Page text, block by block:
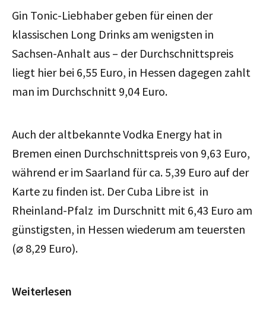
Gin Tonic-Liebhaber geben für einen der
klassischen Long Drinks am wenigsten in
Sachsen-Anhalt aus – der Durchschnittspreis
liegt hier bei 6,55 Euro, in Hessen dagegen zahlt
man im Durchschnitt 9,04 Euro.
Auch der altbekannte Vodka Energy hat in
Bremen einen Durchschnittspreis von 9,63 Euro,
während er im Saarland für ca. 5,39 Euro auf der
Karte zu finden ist. Der Cuba Libre ist in
Rheinland-Pfalz im Durschnitt mit 6,43 Euro am
günstigsten, in Hessen wiederum am teuersten
(⌀ 8,29 Euro).
Weiterlesen